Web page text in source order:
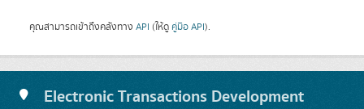
คุณสามารถเข้าถึงคลังทาง API (ให้ดู คู่มือ API).
Electronic Transactions Development